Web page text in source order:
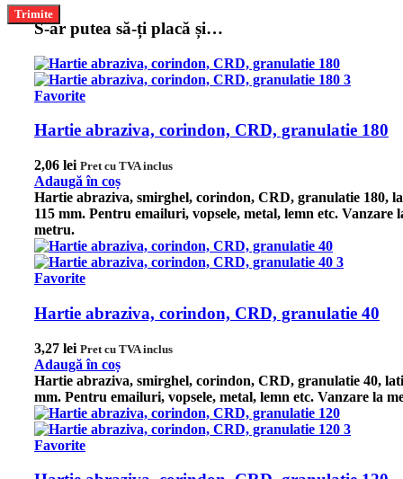
S-ar putea să-ți placă și…
Favorite
Hartie abraziva, corindon, CRD, granulatie 180
2,06 lei Pret cu TVA inclus
Adaugă în coș
Hartie abraziva, smirghel, corindon, CRD, granulatie 180,
115 mm. Pentru emailuri, vopsele, metal, lemn etc. Vanzare
metru.
Favorite
Hartie abraziva, corindon, CRD, granulatie 40
3,27 lei Pret cu TVA inclus
Adaugă în coș
Hartie abraziva, smirghel, corindon, CRD, granulatie 40,
mm. Pentru emailuri, vopsele, metal, lemn etc. Vanzare la
Favorite